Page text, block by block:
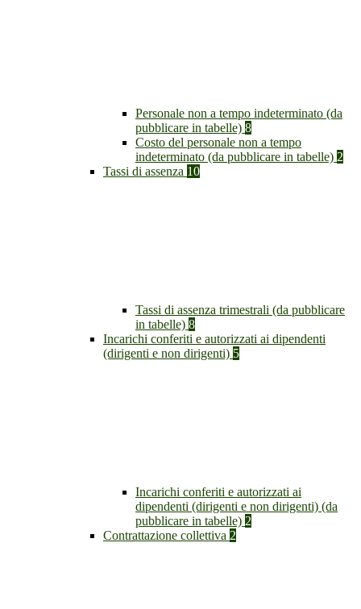
Personale non a tempo indeterminato (da
pubblicare in tabelle) 8
Costo del personale non a tempo
indeterminato (da pubblicare in tabelle) 2
Tassi di assenza 10
Tassi di assenza trimestrali (da pubblicare
in tabelle) 8
Incarichi conferiti e autorizzati ai dipendenti
(dirigenti e non dirigenti) 5
Incarichi conferiti e autorizzati ai
dipendenti (dirigenti e non dirigenti) (da
pubblicare in tabelle) 2
Contrattazione collettiva 2